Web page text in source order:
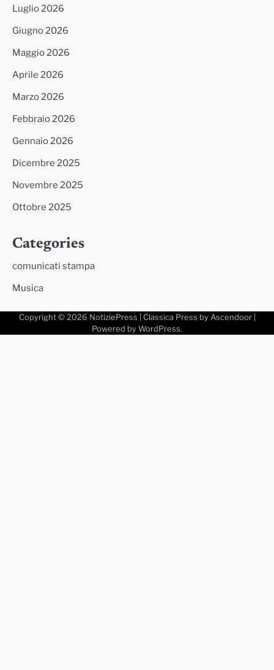
Luglio 2026
Giugno 2026
Maggio 2026
Aprile 2026
Marzo 2026
Febbraio 2026
Gennaio 2026
Dicembre 2025
Novembre 2025
Ottobre 2025
Categories
comunicati stampa
Musica
Copyright © 2026 NotiziePress | Classica Press by Ascendoor|
Powered by WordPress.